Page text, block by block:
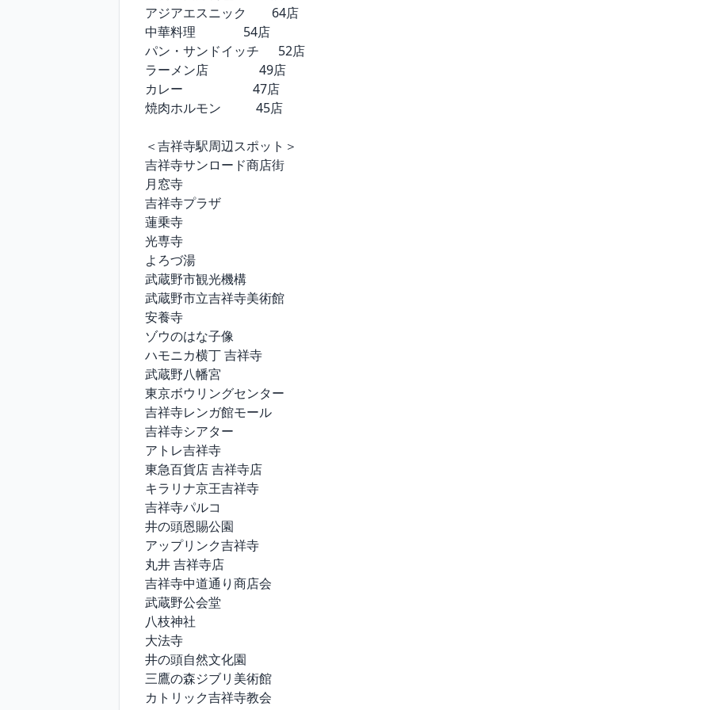
アジアエスニック        64店
中華料理               54店
パン・サンドイッチ      52店
ラーメン店                49店
カレー                      47店
焼肉ホルモン           45店
＜吉祥寺駅周辺スポット＞
吉祥寺サンロード商店街
月窓寺
吉祥寺プラザ
蓮乗寺
光専寺
よろづ湯
武蔵野市観光機構
武蔵野市立吉祥寺美術館
安養寺
ゾウのはな子像
ハモニカ横丁 吉祥寺
武蔵野八幡宮
東京ボウリングセンター
吉祥寺レンガ館モール
吉祥寺シアター
アトレ吉祥寺
東急百貨店 吉祥寺店
キラリナ京王吉祥寺
吉祥寺パルコ
井の頭恩賜公園
アップリンク吉祥寺
丸井 吉祥寺店
吉祥寺中道通り商店会
武蔵野公会堂
八枝神社
大法寺
井の頭自然文化園
三鷹の森ジブリ美術館
カトリック吉祥寺教会